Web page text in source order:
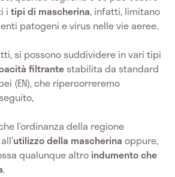
i tipi di mascherina, infatti, limitano
patogeni e virus nelle vie aeree.
si possono suddividere in vari tipi
filtrante stabilita da standard
(EN), che ripercorreremo
l’ordinanza della regione
utilizzo della mascherina oppure,
qualunque altro indumento che
.